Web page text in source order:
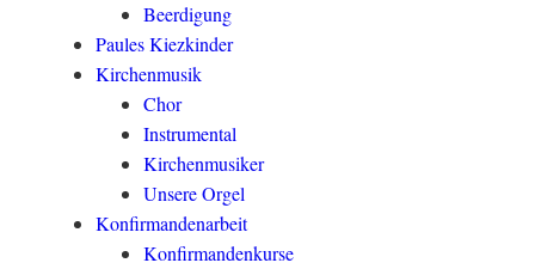
Beerdigung
Paules Kiezkinder
Kirchenmusik
Chor
Instrumental
Kirchenmusiker
Unsere Orgel
Konfirmandenarbeit
Konfirmandenkurse